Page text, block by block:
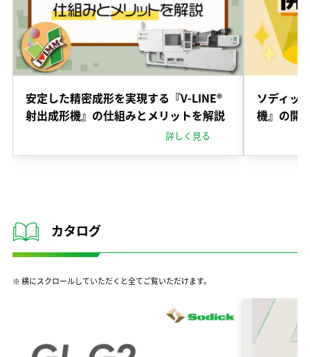
安定した精密成形を実現する『V-LINE®
射出成形機』の仕組みとメリットを解説
詳しく見る
ソディッ
機』の開
カタログ
※ 横にスクロールしていただくと全てご覧いただけます。